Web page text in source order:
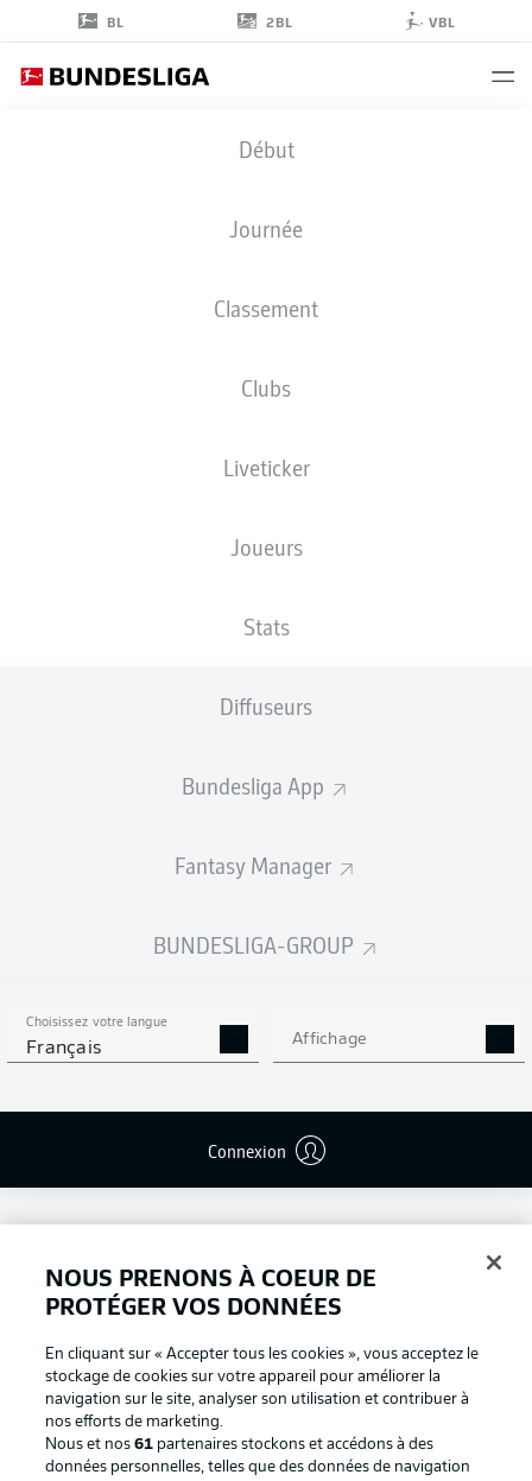
BL 2BL VBL
Début
Journée
Classement
Clubs
Liveticker
Joueurs
Stats
Diffuseurs
Bundesliga App
Fantasy Manager
BUNDESLIGA-GROUP
Choisissez votre langue
Français Affichage
Connexion
07.02.1975
NOUS PRENONS À COEUR DE
PROTÉGER VOS DONNÉES
En cliquant sur « Accepter tous les cookies », vous acceptez le
stockage de cookies sur votre appareil pour améliorer la
navigation sur le site, analyser son utilisation et contribuer à
nos efforts de marketing.
Nous et nos61 partenaires stockons et accédons à des
données personnelles, telles que des données de navigation